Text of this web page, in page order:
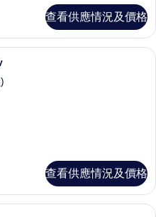
查看供應情況及價格
迷你吧、房內夾萬、書桌、熨斗/熨衫
查看供應情況及價格
迷你吧、房內夾萬、書桌、熨斗/熨衫